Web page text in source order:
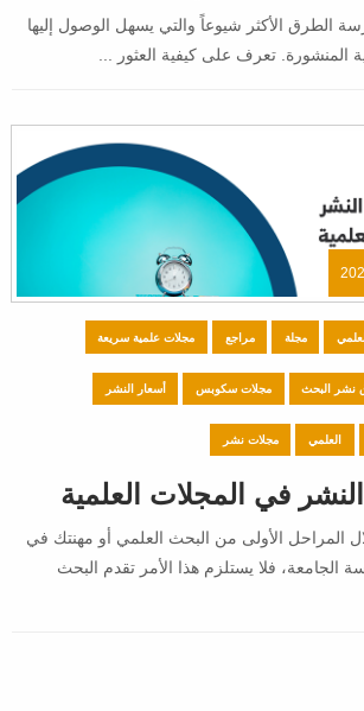
الطرق الأكثر شيوعاً والتي يسهل الوصول إليها
المنشورة. تعرف على كيفية العثور ...
مجلة مراجع مجلات علمية سريعة
نشر البحث مجلات سكوبس أسعار النشر
العلمي مجلات نشر
في المجلات العلمية
المراحل الأولى من البحث العلمي أو مهنتك في
الجامعة، فلا يستلزم هذا الأمر تقدم البحث